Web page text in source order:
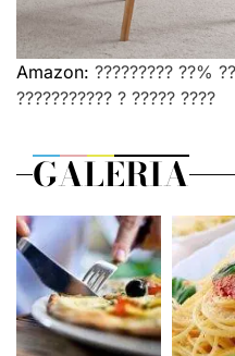
Amazon: ????????? ??%
??????????? ? ????? ????
GALERIA